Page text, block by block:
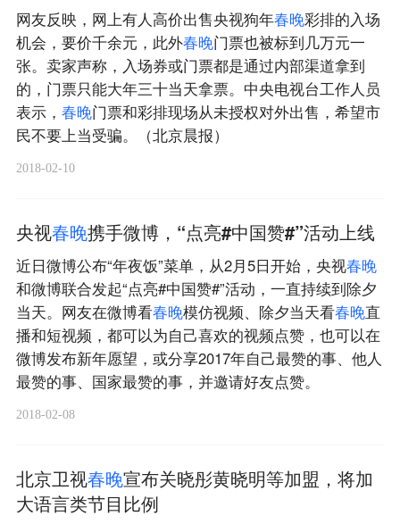
网友反映，网上有人高价出售央视狗年春晚彩排的入场
机会，要价千余元，此外春晚门票也被标到几万元一
张。卖家声称，入场券或门票都是通过内部渠道拿到
的，门票只能大年三十当天拿票。中央电视台工作人员
表示， 春晚门票和彩排现场从未授权对外出售，希望市
民不要上当受骗。（北京晨报）
2018-02-10
央视春晚携手微博，“点亮#中国赞#”活动上线
近日微博公布“年夜饭”菜单，从2月5日开始，央视春晚
和微博联合发起“点亮#中国赞#”活动，一直持续到除夕
当天。网友在微博看春晚模仿视频、除夕当天看春晚直
播和短视频，都可以为自己喜欢的视频点赞，也可以在
微博发布新年愿望，或分享2017年自己最赞的事、他人
最赞的事、国家最赞的事，并邀请好友点赞。
2018-02-08
北京卫视春晚宣布关晓彤黄晓明等加盟，将加
大语言类节目比例